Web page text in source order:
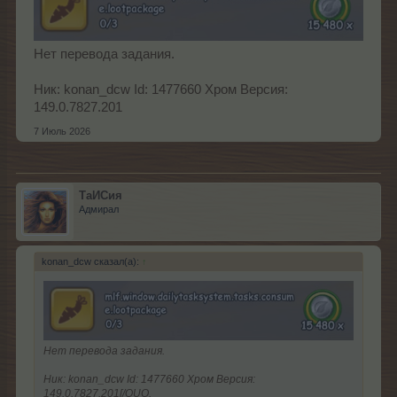
Нет перевода задания.
Ник: konan_dcw Id: 1477660 Хром Версия:
149.0.7827.201
7 Июль 2026
ТаИСия
Адмирал
konan_dcw сказал(а): ↑
Нет перевода задания.
Ник: konan_dcw Id: 1477660 Хром Версия:
149.0.7827.201[/QUO.